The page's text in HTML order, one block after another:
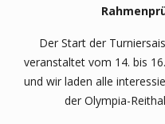
Der Start der
veranstaltet vom 14. bis
und wir laden alle
der Olympia-